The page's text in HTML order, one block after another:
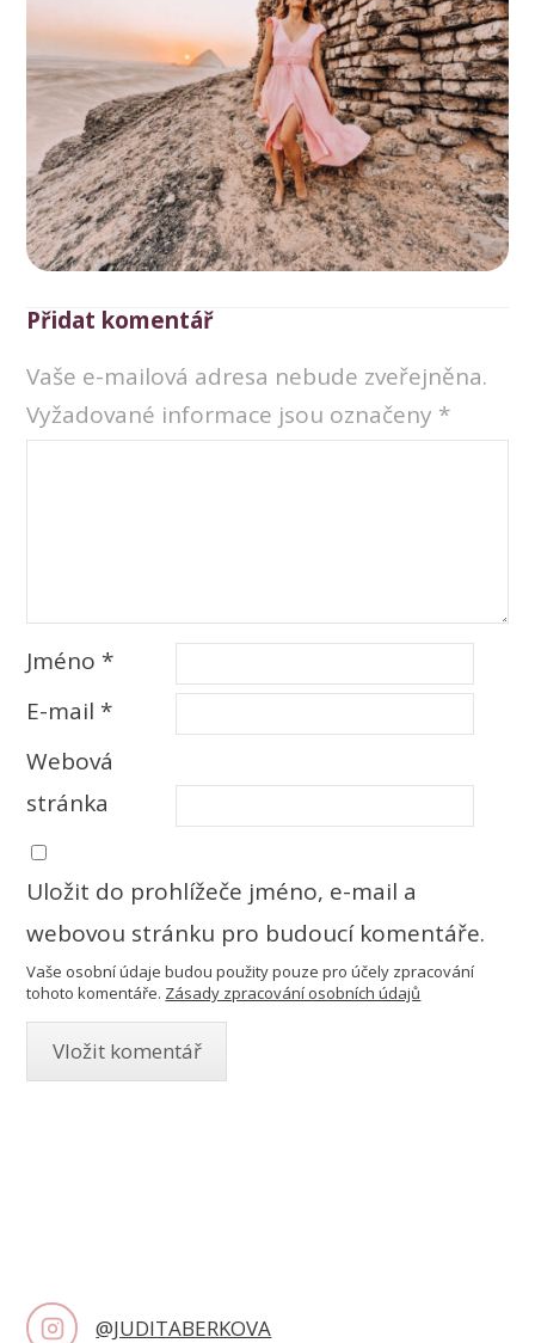
Přidat komentář
Vaše e-mailová adresa nebude zveřejněna.
Vyžadované informace jsou označeny *
Jméno *
E-mail *
Webová
stránka
Uložit do prohlížeče jméno, e-mail a
webovou stránku pro budoucí komentáře.
Vaše osobní údaje budou použity pouze pro účely zpracování
tohoto komentáře. Zásady zpracování osobních údajů
@JUDITABERKOVA